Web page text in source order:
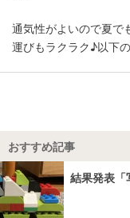
通気性がよいので夏で
運びもラクラク♪以下
おすすめ記事
結果発表「